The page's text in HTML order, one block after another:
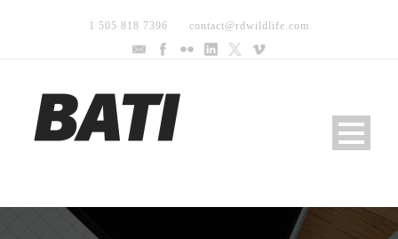
1 505 818 7396 contact@rdwildlife.com